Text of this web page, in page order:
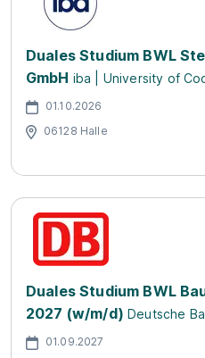
Duales Studium BWL
GmbH iba | University of
01.10.2026
06128 Halle
Duales Studium BWL
2027 (w/m/d) Deutsche
01.09.2027